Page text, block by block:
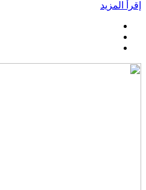
إقرأ المزيد